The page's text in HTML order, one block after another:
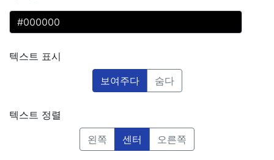
텍스트 표시
보여주다
숨다
텍스트 정렬
왼쪽
센터 오른쪽